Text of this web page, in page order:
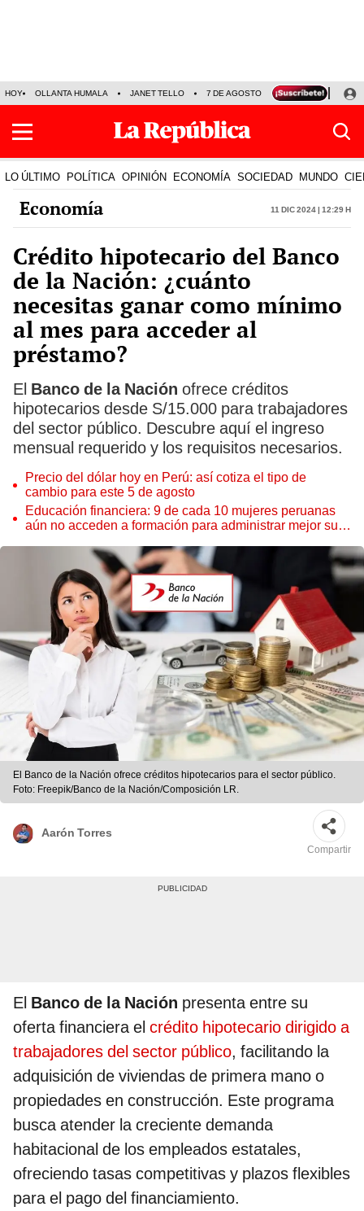
HOY OLLANTA HUMALA JANET TELLO 7 DE AGOSTO TINKA RESULTADOS
LO ÚLTIMO POLÍTICA OPINIÓN ECONOMÍA SOCIEDAD MUNDO
Economía 11 Dic 2024 | 12:29 h
Crédito hipotecario del Banco
de la Nación: ¿cuánto
necesitas ganar como mínimo
al mes para acceder al
préstamo?
El Banco de la Nación ofrece créditos
hipotecarios desde S/15.000 para trabajadores
del sector público. Descubre aquí el ingreso
mensual requerido y los requisitos necesarios.
Precio del dólar hoy en Perú: así cotiza el tipo de
cambio para este 5 de agosto
Educación financiera: 9 de cada 10 mujeres peruanas
aún no acceden a formación para administrar mejor su
El Banco de la Nación ofrece créditos hipotecarios para el sector público.
Foto: Freepik/Banco de la Nación/Composición LR.
Aarón Torres
Compartir
El Banco de la Nación presenta entre su
oferta financiera el crédito hipotecario dirigido a
trabajadores del sector público, facilitando la
adquisición de viviendas de primera mano o
propiedades en construcción. Este programa
busca atender la creciente demanda
habitacional de los empleados estatales,
ofreciendo tasas competitivas y plazos flexibles
para el pago del financiamiento.